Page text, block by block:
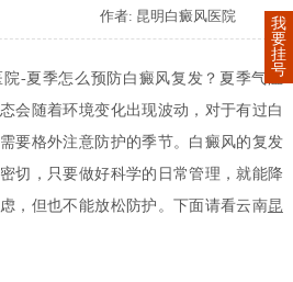
作者: 昆明白癜风医院
院-夏季怎么预防白癜风复发？夏季气温
会随着环境变化出现波动，对于有过白
要格外注意防护的季节。白癜风的复发
切，只要做好科学的日常管理，就能降
，但也不能放松防护。下面请看云南昆
我
要
挂
号